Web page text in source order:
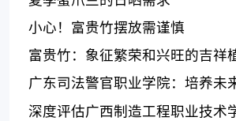
小心！富贵竹摆放需谨慎
富贵竹：象征繁荣和兴旺的吉祥
广东司法警官职业学院：培养未
才，教学精良、专业齐全、就业
深度评估广西制造工程职业技术